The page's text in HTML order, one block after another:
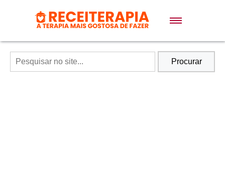
Doces e Sobremesas
Air Fryer
Procurar